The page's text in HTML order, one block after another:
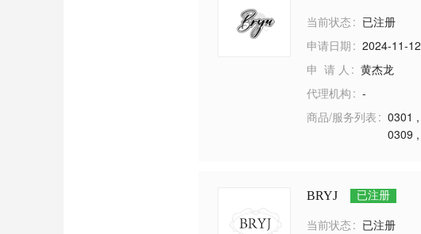
当前状态 已注册
申请日期
2024-11-12
申 请 人
黄杰龙
代理机构
-
商品/服务列表
0301 ,
0309 ,
BRYJ 已注册
当前状态 已注册